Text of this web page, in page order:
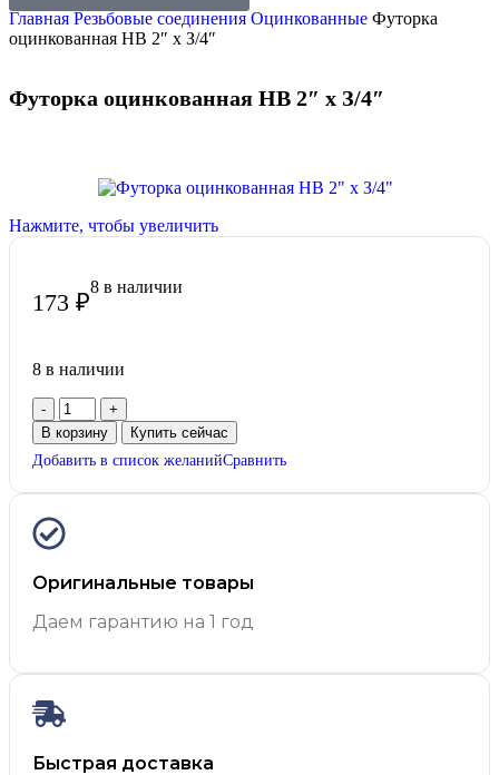
Главная Резьбовые соединения Оцинкованные Футорка
оцинкованная НВ 2″ х З/4″
Футорка оцинкованная НВ 2″ х З/4″
Нажмите, чтобы увеличить
173 ₽
8 в наличии
8 в наличии
В корзину
Купить сейчас
Добавить в список желанийСравнить
Оригинальные товары
Даем гарантию на 1 год
Быстрая доставка